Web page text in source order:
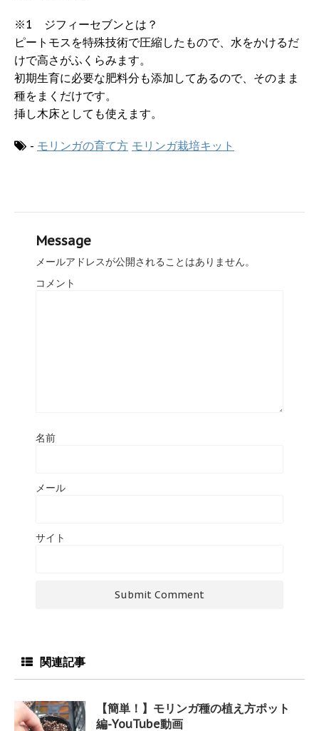
※1 ジフィーセブンとは？
ピートモスを特殊技術で圧縮したもので、水をかけるだ
けで高さがふくらみます。
初期生育に必要な肥料分も添加してあるので、そのまま
種をまくだけです。
挿し木床としても使えます。
- モリンガの育て方 モリンガ栽培キット
Message
メールアドレスが公開されることはありません。
コメント
名前
メール
サイト
関連記事
【簡単！】モリンガ種の植え方ポット
編-YouTube動画